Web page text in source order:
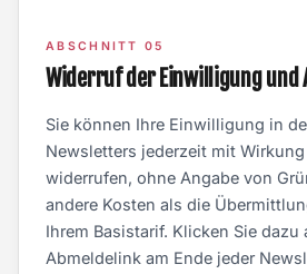
ABSCHNITT 05
Widerruf der Einwilligung und
Sie können Ihre Einwilligung in
Newsletters jederzeit mit
widerrufen, ohne Angabe von
andere Kosten als die
Ihrem Basistarif. Klicken Sie dazu
Abmeldelink am Ende jeder